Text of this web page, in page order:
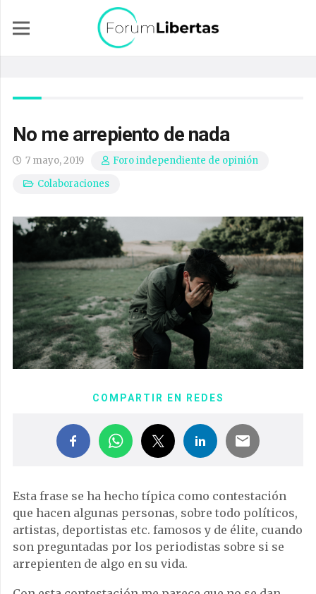
No me arrepiento de nada
7 mayo, 2019
Foro independiente de opinión
Colaboraciones
COMPARTIR EN REDES
Esta frase se ha hecho típica como contestación
que hacen algunas personas, sobre todo políticos,
artistas, deportistas etc. famosos y de élite, cuando
son preguntadas por los periodistas sobre si se
arrepienten de algo en su vida.